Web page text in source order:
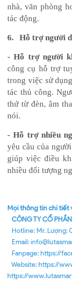
nhà, văn phòng
tác động.
6. Hỗ trợ người
- Hỗ trợ người
công cụ hỗ trợ
trong việc sử
tác thủ công.
thứ từ đèn, âm
nói.
- Hỗ trợ nhiều
yêu cầu của
giúp việc điều
nhiều đối tượng
Mọi thông tin chi tiết
CÔNG TY CỔ
Hotline: Mr. Lượng:
Email:
Fanpage: https://
Website: https://
https://